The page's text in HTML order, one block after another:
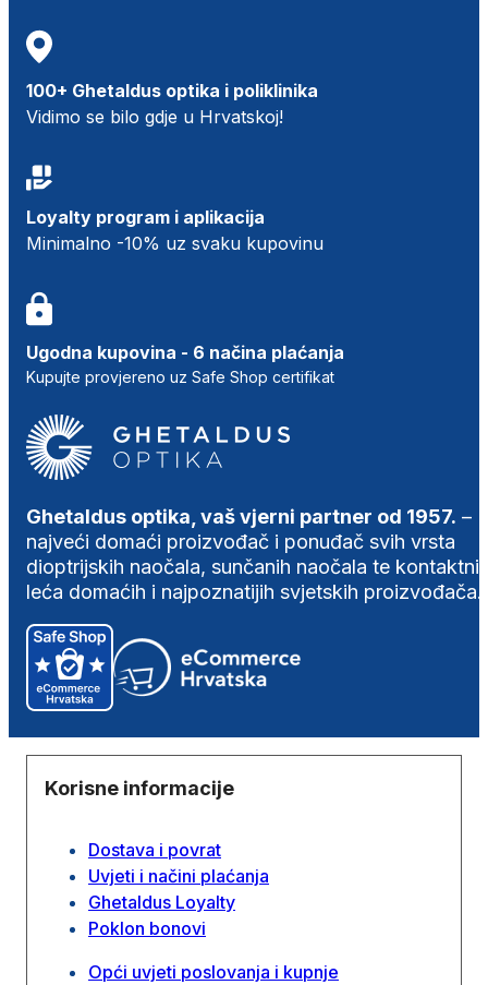
100+ Ghetaldus optika i poliklinika
Vidimo se bilo gdje u Hrvatskoj!
Loyalty program i aplikacija
Minimalno -10% uz svaku kupovinu
Ugodna kupovina - 6 načina plaćanja
Kupujte provjereno uz Safe Shop certifikat
Ghetaldus optika, vaš vjerni partner od 1957. –
najveći domaći proizvođač i ponuđač svih vrsta
dioptrijskih naočala, sunčanih naočala te
leća domaćih i najpoznatijih svjetskih proizvođača.
Korisne informacije
Dostava i povrat
Uvjeti i načini plaćanja
Ghetaldus Loyalty
Poklon bonovi
Opći uvjeti poslovanja i kupnje